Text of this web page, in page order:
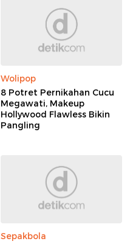
Wolipop
8 Potret Pernikahan Cucu
Megawati, Makeup
Hollywood Flawless Bikin
Pangling
Sepakbola